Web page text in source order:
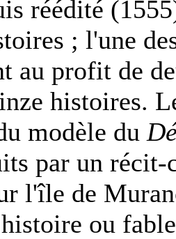
réédité
; l'une
au profit de
histoires.
modèle du
par un récit-
l'île de
ou